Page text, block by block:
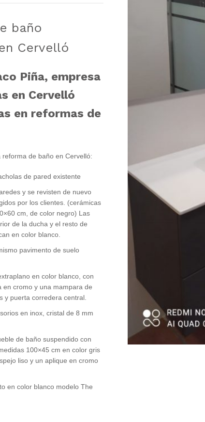
baño
Cervelló
Piña, empresa
en Cervelló
en reformas de
de baño en Cervelló:
de pared existente
y se revisten de nuevo
por los clientes. (cerámicas
cm, de color negro) Las
de la ducha y el resto de
en color blanco.
pavimento de suelo
en color blanco, con
en cromo y una mampara de
y puerta corredera central.
en inox, cristal de 8 mm
de baño suspendido con
100×45 cm en color gris
liso y un aplique en cromo
en color blanco modelo The